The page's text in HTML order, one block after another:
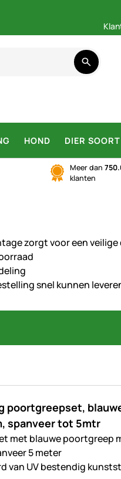
HOND DIER SOORT
Meer dan
klanten
zorgt voor een
snel kunnen
poortgreepset,
spanveer tot 5mtr
met blauwe poortgreep
5 meter
van UV bestendig